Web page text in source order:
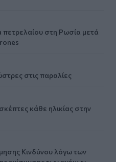
πετρελαίου στη Ρωσία μετά
στις παραλίες
κάθε ηλικίας στην
Κινδύνου λόγω των